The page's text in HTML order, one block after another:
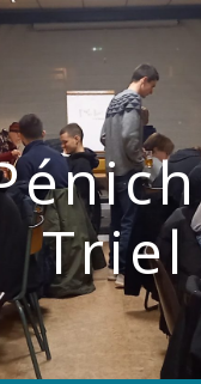
Triel